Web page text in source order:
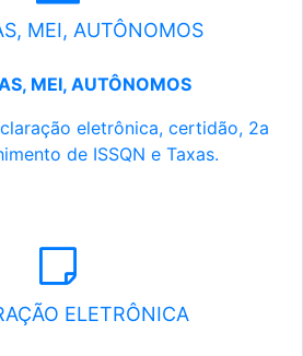
MEI, AUTÔNOMOS
MEI, AUTÔNOMOS
eletrônica, certidão, 2a
de ISSQN e Taxas.
ELETRÔNICA